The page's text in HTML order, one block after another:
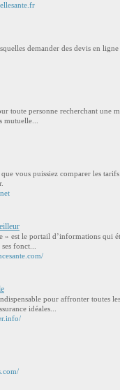
demander des devis en
toute personne recherchant une
vous puissiez comparer les
» est le portail d’informations qui
fonct...
pour affronter toutes les
idéales...